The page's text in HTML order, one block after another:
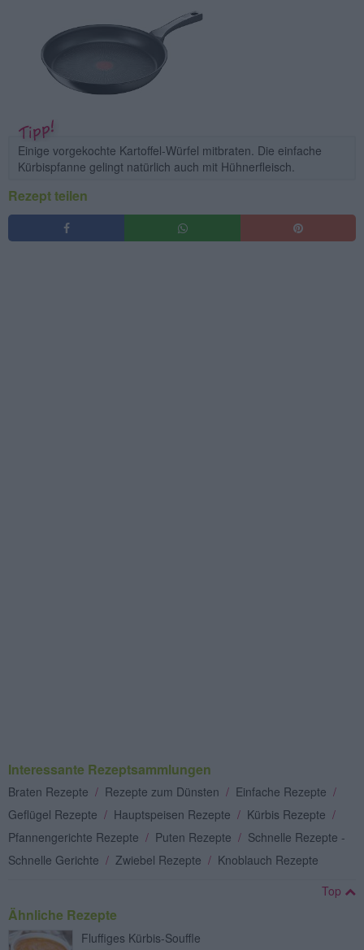
Einige vorgekochte Kartoffel-Würfel mitbraten. Die einfache
Kürbispfanne gelingt natürlich auch mit Hühnerfleisch.
Rezept teilen
Interessante Rezeptsammlungen
Braten Rezepte / Rezepte zum Dünsten / Einfache Rezepte /
Geflügel Rezepte / Hauptspeisen Rezepte / Kürbis Rezepte /
Pfannengerichte Rezepte / Puten Rezepte / Schnelle Rezepte -
Schnelle Gerichte / Zwiebel Rezepte / Knoblauch Rezepte
Top
Ähnliche Rezepte
Fluffiges Kürbis-Souffle